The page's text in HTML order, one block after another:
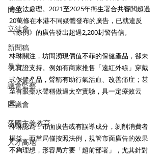
民生
立法會
新聞稿
暴力
議會監察
區議會
愛國主義教育
人才高地
會依法處理。2021至2025年衞生署合共審閲超過
20萬條在本港不同媒體發布的廣告，已就違反
《條例》的廣告發出超過2,200封警告信。
林琳關注，坊間湧現價值不菲的保健產品，卻未
見實證支持。例如有商家推售「遠紅外線」穿戴
式保健產品，聲稱有助行氣活血、改善痛症；甚
至有眼藥水聲稱做過太空實驗，具一定療效云
云。
林琳認為，市面廣告或有誤導成分，剝削消費者
權益。而當局僅按照法例，規管市面廣告的效果
不夠理想，形容局方要「超前部署」，尤其針對